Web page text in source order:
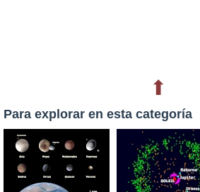
⬆
Para explorar en esta categoría